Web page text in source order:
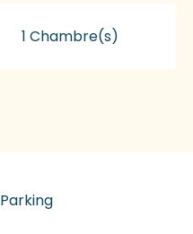
1 Chambre(s)
Parking